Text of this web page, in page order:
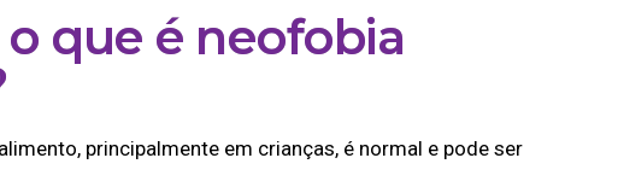
que é neofobia
principalmente em crianças, é normal e pode ser